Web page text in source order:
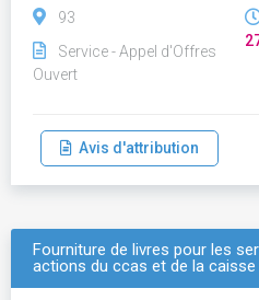
93
Service - Appel d'Offres
Ouvert
Avis d'attribution
Fourniture de livres pour les
actions du ccas et de la